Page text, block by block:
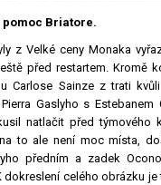
pomoc Briatore.
z Velké ceny Monaka
před restartem. Kromě
Carlose Sainze z trati
Gaslyho s
natlačit před týmového
na to ale není moc místa,
předním a zadek
celého obrázku je